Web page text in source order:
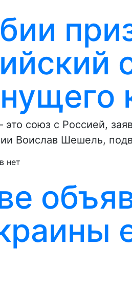
союз с Россией,
Воислав Шешель,
нет